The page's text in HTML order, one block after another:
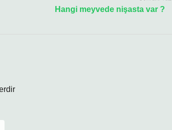
Hangi meyvede nişasta var ?